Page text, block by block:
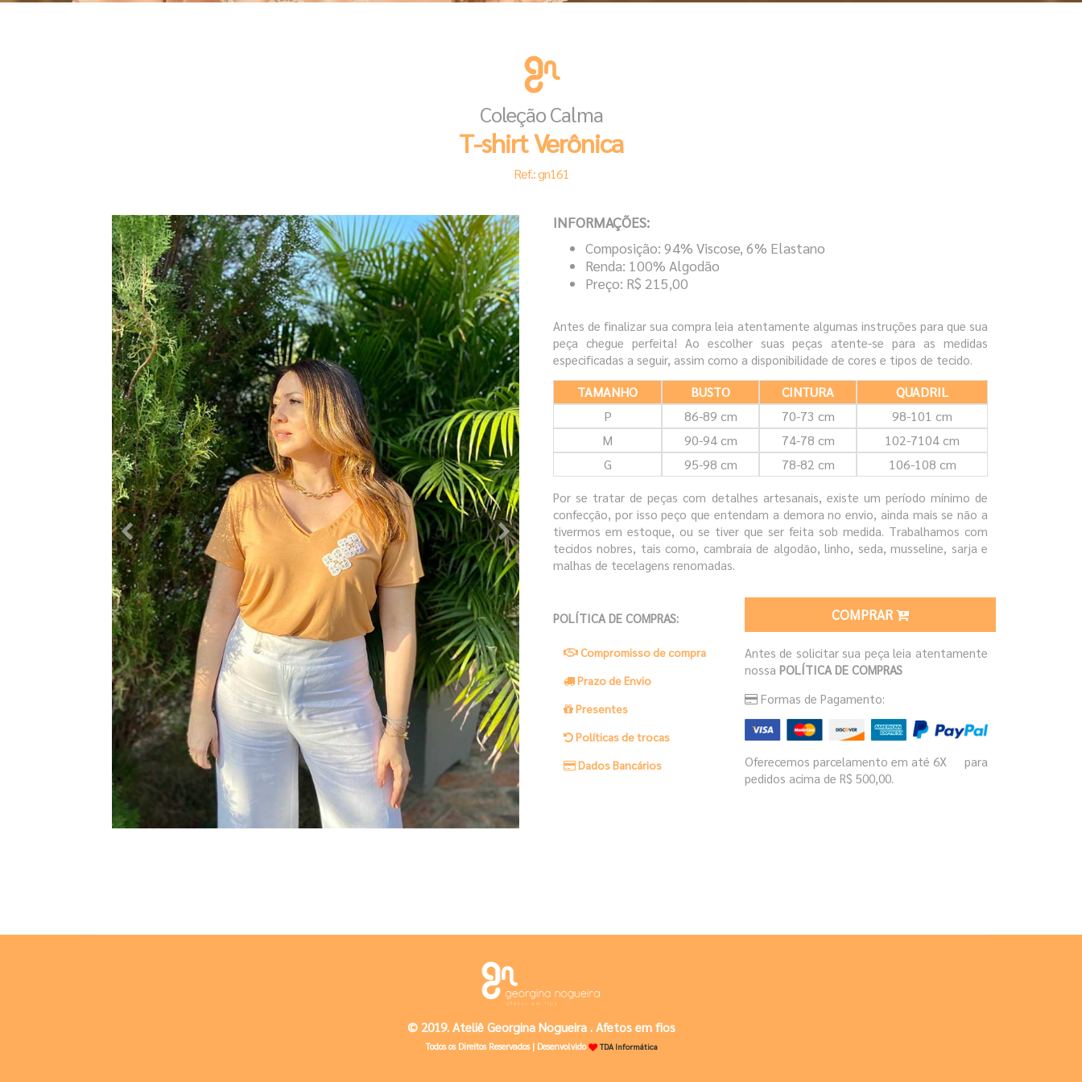
Coleção Calma
T-shirt Verônica
Ref.: gn161
INFORMAÇÕES:
Composição: 94% Viscose, 6% Elastano
Renda: 100% Algodão
Preço: R$ 215,00
Antes de finalizar sua compra leia atentamente algumas instruções para que sua
peça chegue perfeita! Ao escolher suas peças atente-se para as medidas
especificadas a seguir, assim como a disponibilidade de cores e tipos de tecido.
TAMANHO BUSTO CINTURA
QUADRIL
P
86-89 cm 70-73 cm
98-101 cm
M
90-94 cm 74-78 cm
102-7104 cm
G
95-98 cm 78-82 cm 106-108 cm
Por se tratar de peças com detalhes artesanais, existe um período mínimo de
confecção, por isso peço que entendam a demora no envio, ainda mais se não a
tivermos em estoque, ou se tiver que ser feita sob medida. Trabalhamos com
tecidos nobres, tais como, cambraia de algodão, linho, seda, musseline, sarja e
malhas de tecelagens renomadas.
POLÍTICA DE COMPRAS:
Compromisso de compra
Prazo de Envio
Presentes
Políticas de trocas
Dados Bancários
COMPRAR
Antes de solicitar sua peça leia atentamente
nossa POLÍTICA DE COMPRAS
Formas de Pagamento:
Oferecemos parcelamento em até 6X para
pedidos acima de R$ 500,00.
© 2019. Ateliê Georgina Nogueira . Afetos em fios
Todos os Direitos Reservados | Desenvolvido TDA Informática